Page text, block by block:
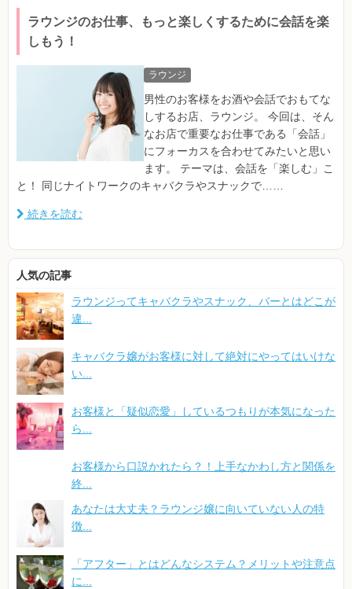
ラウンジのお仕事、もっと楽しくするために会話を楽
しもう！
ラウンジ
男性のお客様をお酒や会話でおもてな
しするお店、ラウンジ。 今回は、そん
なお店で重要なお仕事である「会話」
にフォーカスを合わせてみたいと思い
ます。 テーマは、会話を「楽しむ」こ
と！ 同じナイトワークのキャバクラやスナックで……
続きを読む
人気の記事
ラウンジってキャバクラやスナック、バーとはどこが
違...
キャバクラ嬢がお客様に対して絶対にやってはいけな
い...
お客様と「疑似恋愛」しているつもりが本気になった
ら...
お客様から口説かれたら？！上手なかわし方と関係を
終...
あなたは大丈夫？ラウンジ嬢に向いていない人の特
徴...
「アフター」とはどんなシステム？メリットや注意点
に...